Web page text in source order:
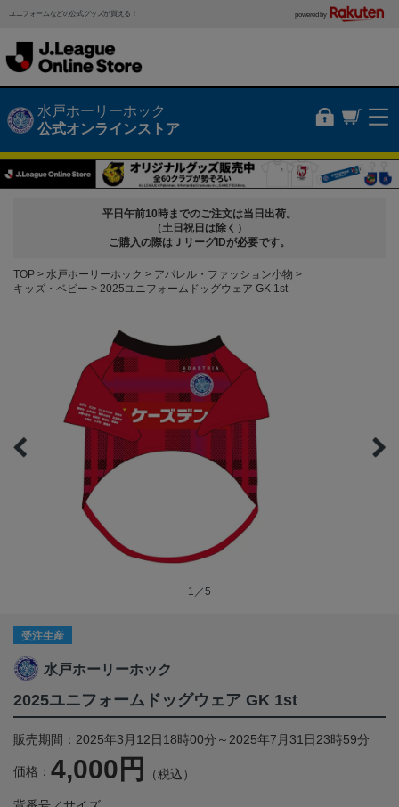
ユニフォームなどの公式グッズが買える！ powered by
水戸ホーリーホック
公式オンラインストア
平日午前10時までのご注文は当日出荷。
（土日祝日は除く）
ご購入の際はＪリーグIDが必要です。
TOP 水戸ホーリーホック
アパレル・ファッション小物
キッズ・ベビー
2025ユニフォームドッグウェア GK 1st
1／5
受注生産
水戸ホーリーホック
2025ユニフォームドッグウェア GK 1st
販売期間：2025年3月12日18時00分～2025年7月31日23時59分
価格： 4,000円 （税込）